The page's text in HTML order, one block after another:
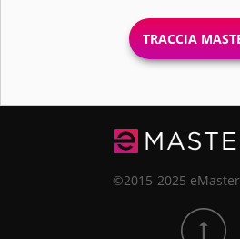
TRACCIA
©2015-2025